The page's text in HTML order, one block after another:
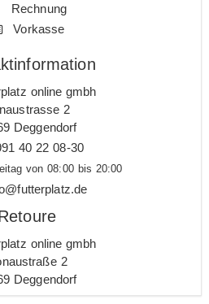
Rechnung
Vorkasse
online gmbh
2
Deggendorf
40 22 08-30
von 08:00 bis 20:00
online gmbh
2
Deggendorf